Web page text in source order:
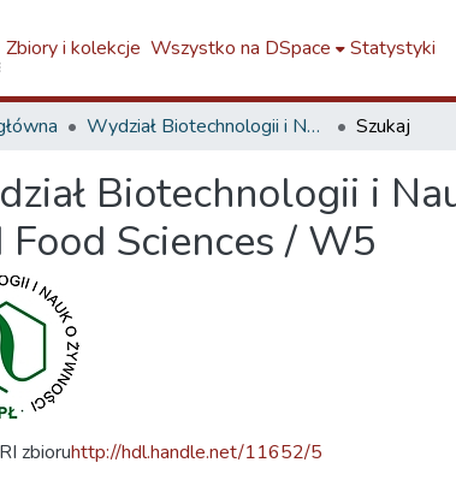
Zbiory i kolekcje Wszystko na DSpace Statystyki
Wydział Biotechnologii i Nauk o Żywności / Faculty of Biotechnology and Food Sciences / W5 Szukaj
Biotechnologii i
Food Sciences / W5
zbioruhttp://hdl.handle.net/11652/5